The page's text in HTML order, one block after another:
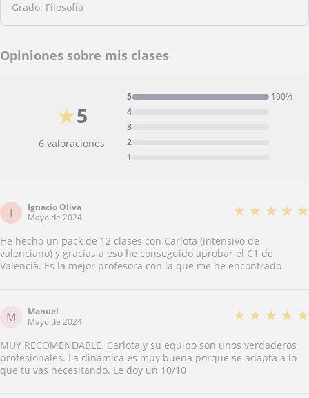
Grado: Filosofía
Opiniones sobre mis clases
5
★
6 valoraciones
1
2
3
4
5 100%
I
Ignacio Oliva
Mayo de 2024
★ ★ ★ ★ ★
He hecho un pack de 12 clases con Carlota (intensivo de
valenciano) y gracias a eso he conseguido aprobar el C1 de
Valencià. Es la mejor profesora con la que me he encontrado
M
Manuel
Mayo de 2024
★ ★ ★ ★ ★
MUY RECOMENDABLE. Carlota y su equipo son unos verdaderos
profesionales. La dinámica es muy buena porque se adapta a lo
que tu vas necesitando. Le doy un 10/10